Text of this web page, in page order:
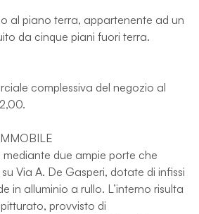
al piano terra, appartenente ad un
da cinque piani fuori terra.
complessiva del negozio al
due ampie porte che
Via A. De Gasperi, dotate di infissi
in alluminio a rullo. L’interno risulta
provvisto di